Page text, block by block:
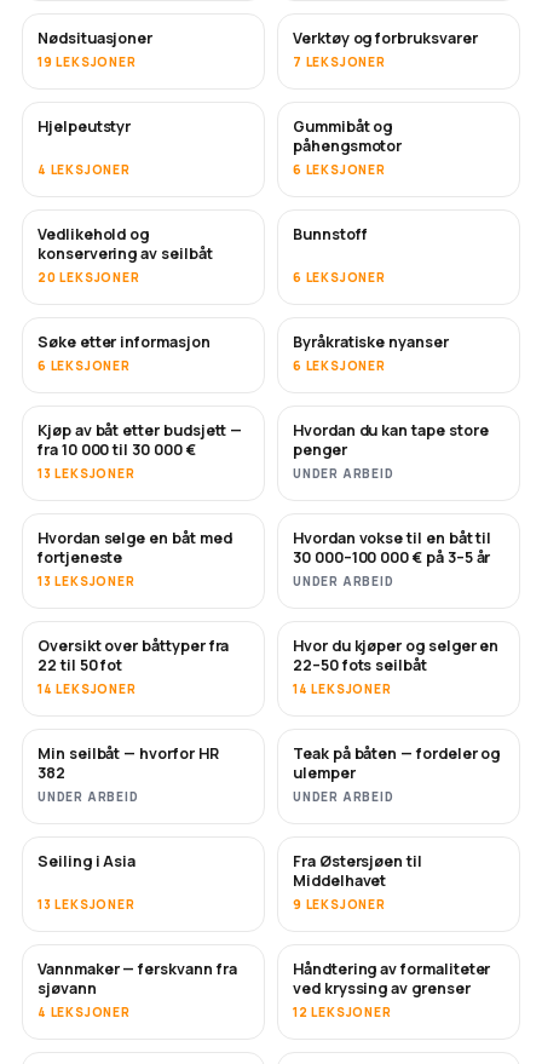
Nødsituasjoner
19 LEKSJONER
Verktøy og forbruksvarer
7 LEKSJONER
Hjelpeutstyr
4 LEKSJONER
Gummibåt og
påhengsmotor
6 LEKSJONER
Vedlikehold og
konservering av seilbåt
20 LEKSJONER
SNART
Bunnstoff
6 LEKSJONER
Søke etter informasjon
6 LEKSJONER
Byråkratiske nyanser
6 LEKSJONER
SNART
Kjøp av båt etter budsjett —
fra 10 000 til 30 000 €
13 LEKSJONER
SNART
Hvordan du kan tape store
penger
UNDER ARBEID
NYTT
Hvordan selge en båt med
fortjeneste
13 LEKSJONER
NYTT
Hvordan vokse til en båt til
30 000–100 000 € på 3–5 år
UNDER ARBEID
SNART
Oversikt over båttyper fra
22 til 50 fot
14 LEKSJONER
SNART
Hvor du kjøper og selger en
22–50 fots seilbåt
14 LEKSJONER
SNART
Min seilbåt — hvorfor HR
382
UNDER ARBEID
SNART
Teak på båten — fordeler og
ulemper
UNDER ARBEID
SNART
Seiling i Asia
13 LEKSJONER
SNART
Fra Østersjøen til
Middelhavet
9 LEKSJONER
SNART
Vannmaker — ferskvann fra
sjøvann
4 LEKSJONER
Håndtering av formaliteter
ved kryssing av grenser
12 LEKSJONER